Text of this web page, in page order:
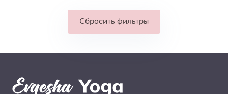
Сбросить фильтры